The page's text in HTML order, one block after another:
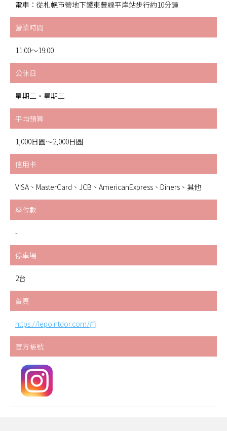
電車：從札幌市營地下鐵東豐線平岸站步行約10分鐘
營業時間
11:00～19:00
公休日
星期二・星期三
平均預算
1,000日圓～2,000日圓
信用卡
VISA、MasterCard、JCB、AmericanExpress、Diners、其他
座位數
-
停車場
2台
首頁
https://lepointdor.com/
官方帳號